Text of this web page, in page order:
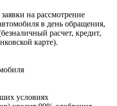
на рассмотрение
в день обращения,
расчет, кредит,
карте).
условиях